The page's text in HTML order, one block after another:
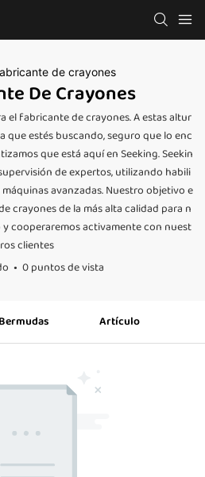
de crayones
De Crayones
el fabricante de crayones. A estas altur
que estés buscando, seguro que lo enc
que está aquí en Seeking. Seekin
de expertos, utilizando habili
avanzadas. Nuestro objetivo e
crayones de la más alta calidad para n
cooperaremos activamente con nuest
ros clientes
0 puntos de vista
Bermudas Artículo